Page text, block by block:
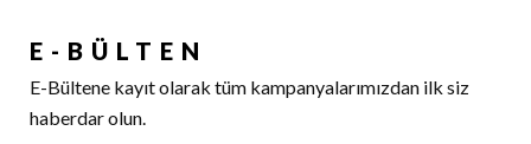
E-BÜLTEN
E-Bültene kayıt olarak tüm kampanyalarımızdan ilk siz
haberdar olun.